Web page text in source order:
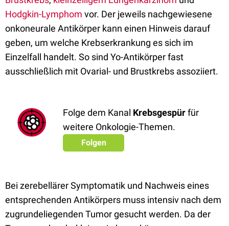
Hodgkin-Lymphom vor. Der jeweils nachgewiesene
onkoneurale Antikörper kann einen Hinweis darauf
geben, um welche Krebserkrankung es sich im
Einzelfall handelt. So sind Yo-Antikörper fast
ausschließlich mit Ovarial- und Brustkrebs assoziiert.
Folge dem Kanal Krebsgespürfür
weitere Onkologie-Themen.
Folgen
Bei zerebellärer Symptomatik und Nachweis eines
entsprechenden Antikörpers muss intensiv nach dem
zugrundeliegenden Tumor gesucht werden. Da der